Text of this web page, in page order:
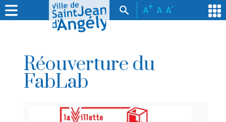
A+ A A-
Réouverture du
FabLab